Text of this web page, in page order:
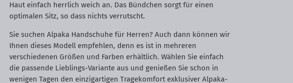
Haut einfach herrlich weich an. Das Bündchen sorgt für einen
optimalen Sitz, so dass nichts verrutscht.
Sie suchen Alpaka Handschuhe für Herren? Auch dann können wir
Ihnen dieses Modell empfehlen, denn es ist in mehreren
verschiedenen Größen und Farben erhältlich. Wählen Sie einfach
die passende Lieblings-Variante aus und genießen Sie schon in
wenigen Tagen den einzigartigen Tragekomfort exklusiver Alpaka-